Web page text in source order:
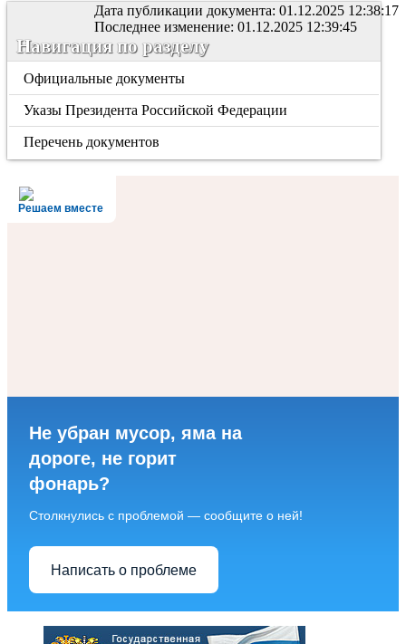
Дата публикации документа: 01.12.2025 12:38:17
Последнее изменение: 01.12.2025 12:39:45
Навигация по разделу
Официальные документы
Указы Президента Российской Федерации
Перечень документов
Решаем вместе
Не убран мусор, яма на
дороге, не горит
фонарь?
Столкнулись с проблемой — сообщите о ней!
Написать о проблеме